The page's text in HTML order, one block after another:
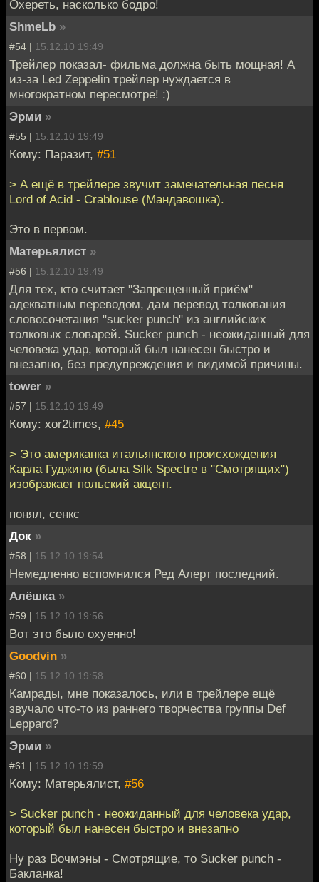
Охереть, насколько бодро!
ShmeLb »
#54 | 15.12.10 19:49
Трейлер показал- фильма должна быть мощная! А
из-за Led Zeppelin трейлер нуждается в
многократном пересмотре! :)
Эрми »
#55 | 15.12.10 19:49
Кому: Паразит, #51
> А ещё в трейлере звучит замечательная песня
Lord of Acid - Crablouse (Мандавошка).
Это в первом.
Матерьялист »
#56 | 15.12.10 19:49
Для тех, кто считает "Запрещенный приём"
адекватным переводом, дам перевод толкования
словосочетания "sucker punch" из английских
толковых словарей. Sucker punch - неожиданный для
человека удар, который был нанесен быстро и
внезапно, без предупреждения и видимой причины.
tower »
#57 | 15.12.10 19:49
Кому: xor2times, #45
> Это американка итальянского происхождения
Карла Гуджино (была Silk Spectre в "Смотрящих")
изображает польский акцент.
понял, сенкс
Док »
#58 | 15.12.10 19:54
Немедленно вспомнился Ред Алерт последний.
Алёшка »
#59 | 15.12.10 19:56
Вот это было охуенно!
Goodvin »
#60 | 15.12.10 19:58
Камрады, мне показалось, или в трейлере ещё
звучало что-то из раннего творчества группы Def
Leppard?
Эрми »
#61 | 15.12.10 19:59
Кому: Матерьялист, #56
> Sucker punch - неожиданный для человека удар,
который был нанесен быстро и внезапно
Ну раз Вочмэны - Смотрящие, то Sucker punch -
Бакланка!